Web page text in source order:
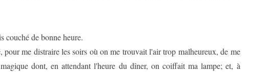
couché de bonne heure.
pour me distraire les soirs où on me trouvait l'air trop malheureux, de me
dont, en attendant l'heure du dîner, on coiffait ma lampe; et, à